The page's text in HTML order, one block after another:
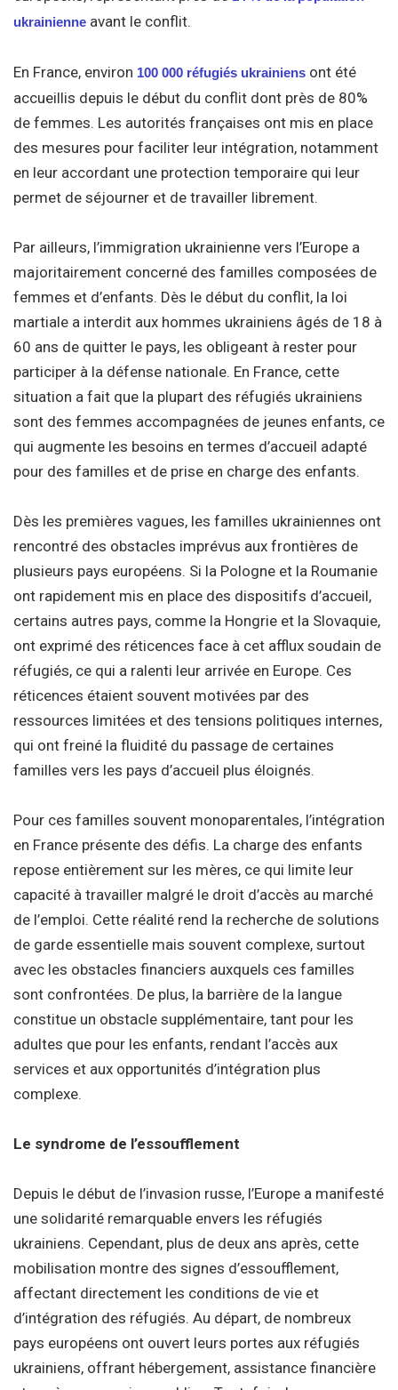
ukrainienne avant le conflit.
En France, environ 100 000 réfugiés ukrainiens ont été
accueillis depuis le début du conflit dont près de 80%
de femmes. Les autorités françaises ont mis en place
des mesures pour faciliter leur intégration, notamment
en leur accordant une protection temporaire qui leur
permet de séjourner et de travailler librement.
Par ailleurs, l’immigration ukrainienne vers l’Europe a
majoritairement concerné des familles composées de
femmes et d’enfants. Dès le début du conflit, la loi
martiale a interdit aux hommes ukrainiens âgés de 18 à
60 ans de quitter le pays, les obligeant à rester pour
participer à la défense nationale. En France, cette
situation a fait que la plupart des réfugiés ukrainiens
sont des femmes accompagnées de jeunes enfants, ce
qui augmente les besoins en termes d’accueil adapté
pour des familles et de prise en charge des enfants.
Dès les premières vagues, les familles ukrainiennes ont
rencontré des obstacles imprévus aux frontières de
plusieurs pays européens. Si la Pologne et la Roumanie
ont rapidement mis en place des dispositifs d’accueil,
certains autres pays, comme la Hongrie et la Slovaquie,
ont exprimé des réticences face à cet afflux soudain de
réfugiés, ce qui a ralenti leur arrivée en Europe. Ces
réticences étaient souvent motivées par des
ressources limitées et des tensions politiques internes,
qui ont freiné la fluidité du passage de certaines
familles vers les pays d’accueil plus éloignés.
Pour ces familles souvent monoparentales, l’intégration
en France présente des défis. La charge des enfants
repose entièrement sur les mères, ce qui limite leur
capacité à travailler malgré le droit d’accès au marché
de l’emploi. Cette réalité rend la recherche de solutions
de garde essentielle mais souvent complexe, surtout
avec les obstacles financiers auxquels ces familles
sont confrontées. De plus, la barrière de la langue
constitue un obstacle supplémentaire, tant pour les
adultes que pour les enfants, rendant l’accès aux
services et aux opportunités d’intégration plus
complexe.
Le syndrome de l’essoufflement
Depuis le début de l’invasion russe, l’Europe a manifesté
une solidarité remarquable envers les réfugiés
ukrainiens. Cependant, plus de deux ans après, cette
mobilisation montre des signes d’essoufflement,
affectant directement les conditions de vie et
d’intégration des réfugiés. Au départ, de nombreux
pays européens ont ouvert leurs portes aux réfugiés
ukrainiens, offrant hébergement, assistance financière